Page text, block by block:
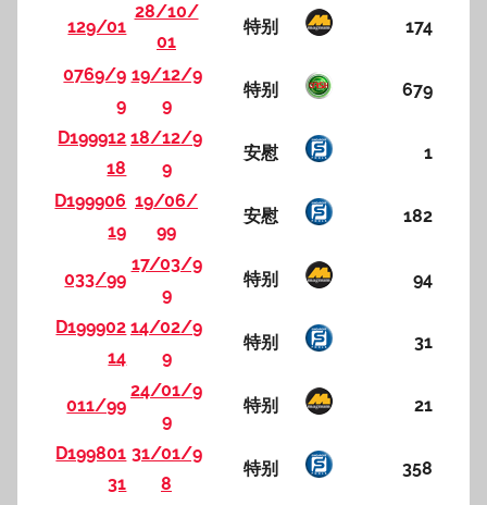
129/01
28/10/
01
特别 174
0769/9
9
19/12/9
9
特别 679
D199912
18
18/12/9
9
安慰 1
D199906
19
19/06/
99
安慰 182
033/99
17/03/9
9
特别 94
D199902
14
14/02/9
9
特别 31
011/99
24/01/9
9
特别 21
D199801
31
31/01/9
8
特别 358